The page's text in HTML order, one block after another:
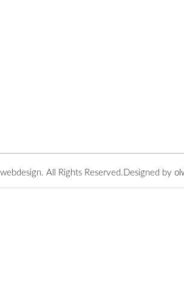
All Rights Reserved. Designed by